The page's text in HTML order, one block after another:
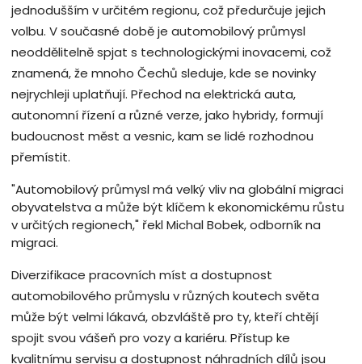
jednodušším v určitém regionu, což předurčuje jejich
volbu. V současné době je automobilový průmysl
neoddělitelně spjat s technologickými inovacemi, což
znamená, že mnoho Čechů sleduje, kde se novinky
nejrychleji uplatňují. Přechod na elektrická auta,
autonomní řízení a různé verze, jako hybridy, formují
budoucnost měst a vesnic, kam se lidé rozhodnou
přemístit.
"Automobilový průmysl má velký vliv na globální migraci
obyvatelstva a může být klíčem k ekonomickému růstu
v určitých regionech," řekl Michal Bobek, odborník na
migraci.
Diverzifikace pracovních míst a dostupnost
automobilového průmyslu v různých koutech světa
může být velmi lákavá, obzvláště pro ty, kteří chtějí
spojit svou vášeň pro vozy a kariéru. Přístup ke
kvalitnímu servisu a dostupnost náhradních dílů jsou